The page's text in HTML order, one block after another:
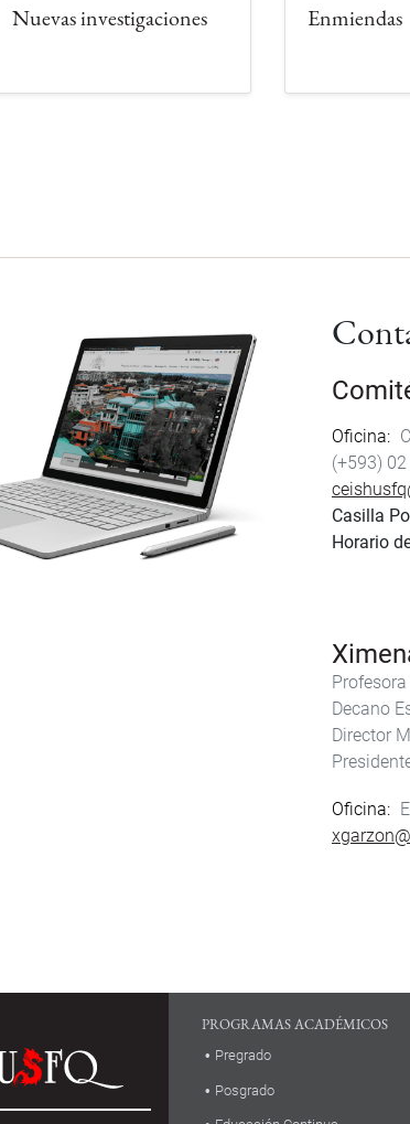
Nuevas investigaciones Enmiendas
Oficina
(+593)
Casilla
Horario
Profesora
Decano
Director
Oficina
PROGRAMAS ACADÉMICOS
Pregrado
Posgrado